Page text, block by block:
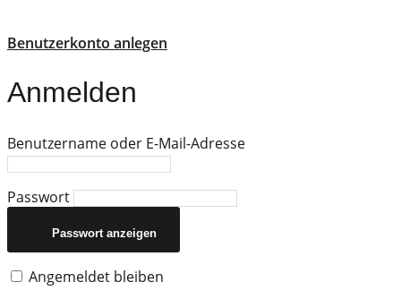
Benutzerkonto anlegen
Anmelden
Benutzername oder E-Mail-Adresse
Passwort
Passwort anzeigen
Angemeldet bleiben